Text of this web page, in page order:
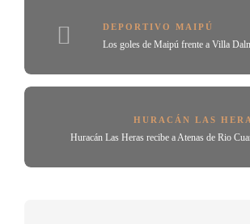
DEPORTIVO MAIPÚ
Los goles de Maipú frente a Villa
HURACÁN LAS
Huracán Las Heras recibe a Atenas de Rio